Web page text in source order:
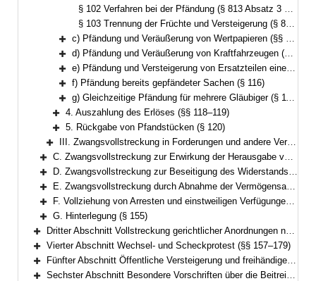
§ 102 Verfahren bei der Pfändung (§ 813 Absatz 3 ZPO)
§ 103 Trennung der Früchte und Versteigerung (§ 824 ZPO)
Bereich erweitern
c) Pfändung und Veräußerung von Wertpapieren (§§ 104–106)
Bereich erweitern
d) Pfändung und Veräußerung von Kraftfahrzeugen (§§ 107–114)
Bereich erweitern
e) Pfändung und Versteigerung von Ersatzteilen eines Luftfahrzeugs, die sich in einem Ersatzteillager befinden (§ 115)
Bereich erweitern
f) Pfändung bereits gepfändeter Sachen (§ 116)
Bereich erweitern
g) Gleichzeitige Pfändung für mehrere Gläubiger (§ 117)
Bereich erweitern
4. Auszahlung des Erlöses (§§ 118–119)
Bereich erweitern
5. Rückgabe von Pfandstücken (§ 120)
Bereich erweitern
III. Zwangsvollstreckung in Forderungen und andere Vermögensrechte (§§ 121–126)
Bereich erweitern
C. Zwangsvollstreckung zur Erwirkung der Herausgabe von Sachen (§§ 127–132)
Bereich erweitern
D. Zwangsvollstreckung zur Beseitigung des Widerstands des Schuldners gegen Handlungen, die er nach den §§ 887, 890 ZPO zu dulden hat, oder zur Beseitigung von Zuwiderhandlungen des Schuldners gegen eine Unterlassungsverpflichtung aus einer Anordnung nach § 1 GewSchG (§ 96 FamFG) (§§ 133–134)
Bereich erweitern
E. Zwangsvollstreckung durch Abnahme der Vermögensauskunft gemäß § 802c, der eidesstattlichen Versicherung gemäß § 836 Absatz 3 oder § 883 Absatz 2 ZPO oder § 94 FamFG und durch Haft; Vorführung von Parteien und Zeugen (§§ 135–151)
Bereich erweitern
F. Vollziehung von Arresten und einstweiligen Verfügungen (§§ 152–154)
Bereich erweitern
G. Hinterlegung (§ 155)
Bereich erweitern
Dritter Abschnitt Vollstreckung gerichtlicher Anordnungen nach dem Gesetz über das Verfahren in Familiensachen und in den Angelegenheiten der freiwilligen Gerichtsbarkeit (§ 156)
Bereich erweitern
Vierter Abschnitt Wechsel- und Scheckprotest (§§ 157–179)
Bereich erweitern
Fünfter Abschnitt Öffentliche Versteigerung und freihändiger Verkauf außerhalb der Zwangsvollstreckung (§§ 180–195)
Sechster Abschnitt Besondere Vorschriften über die Beitreibung nach dem Justizbeitreibungsgesetz und im Verwaltungsvollstreckungsverfahren (§§ 196–199)